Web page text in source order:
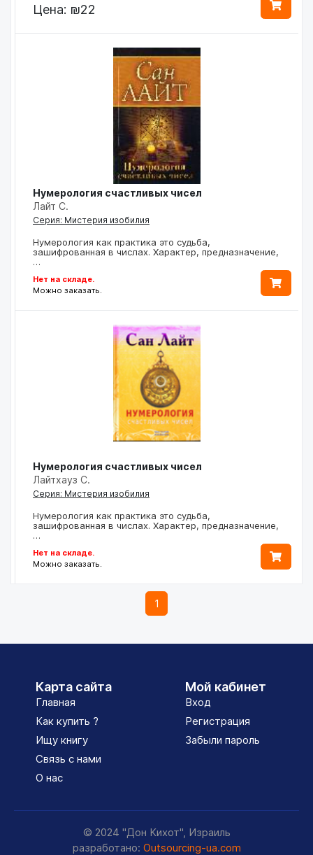
Цена: ₪22
Нумерология счастливых чисел
Лайт С.
Серия: Мистерия изобилия
Нумерология как практика это судьба,
зашифрованная в числах. Характер, предназначение,
…
Нет на складе.
Можно заказать.
Нумерология счастливых чисел
Лайтхауз С.
Серия: Мистерия изобилия
Нумерология как практика это судьба,
зашифрованная в числах. Характер, предназначение,
…
Нет на складе.
Можно заказать.
1
Карта сайта
Главная
Как купить ?
Ищу книгу
Связь с нами
О нас
Мой кабинет
Вход
Регистрация
Забыли пароль
© 2024 "Дон Кихот", Израиль
разработано: Outsourcing-ua.com